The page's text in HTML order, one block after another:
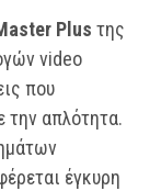
Plus της
video
που
την απλότητα.
έγκυρη